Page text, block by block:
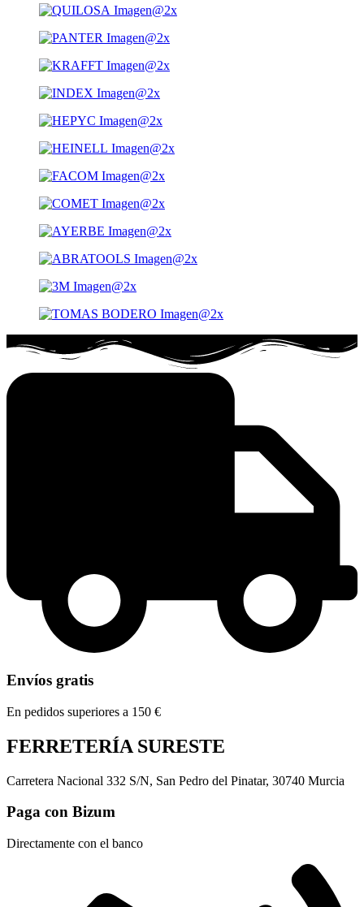
Envíos gratis
En pedidos superiores a 150 €
FERRETERÍA SURESTE
Carretera Nacional 332 S/N, San Pedro del Pinatar, 30740 Murcia
Paga con Bizum
Directamente con el banco